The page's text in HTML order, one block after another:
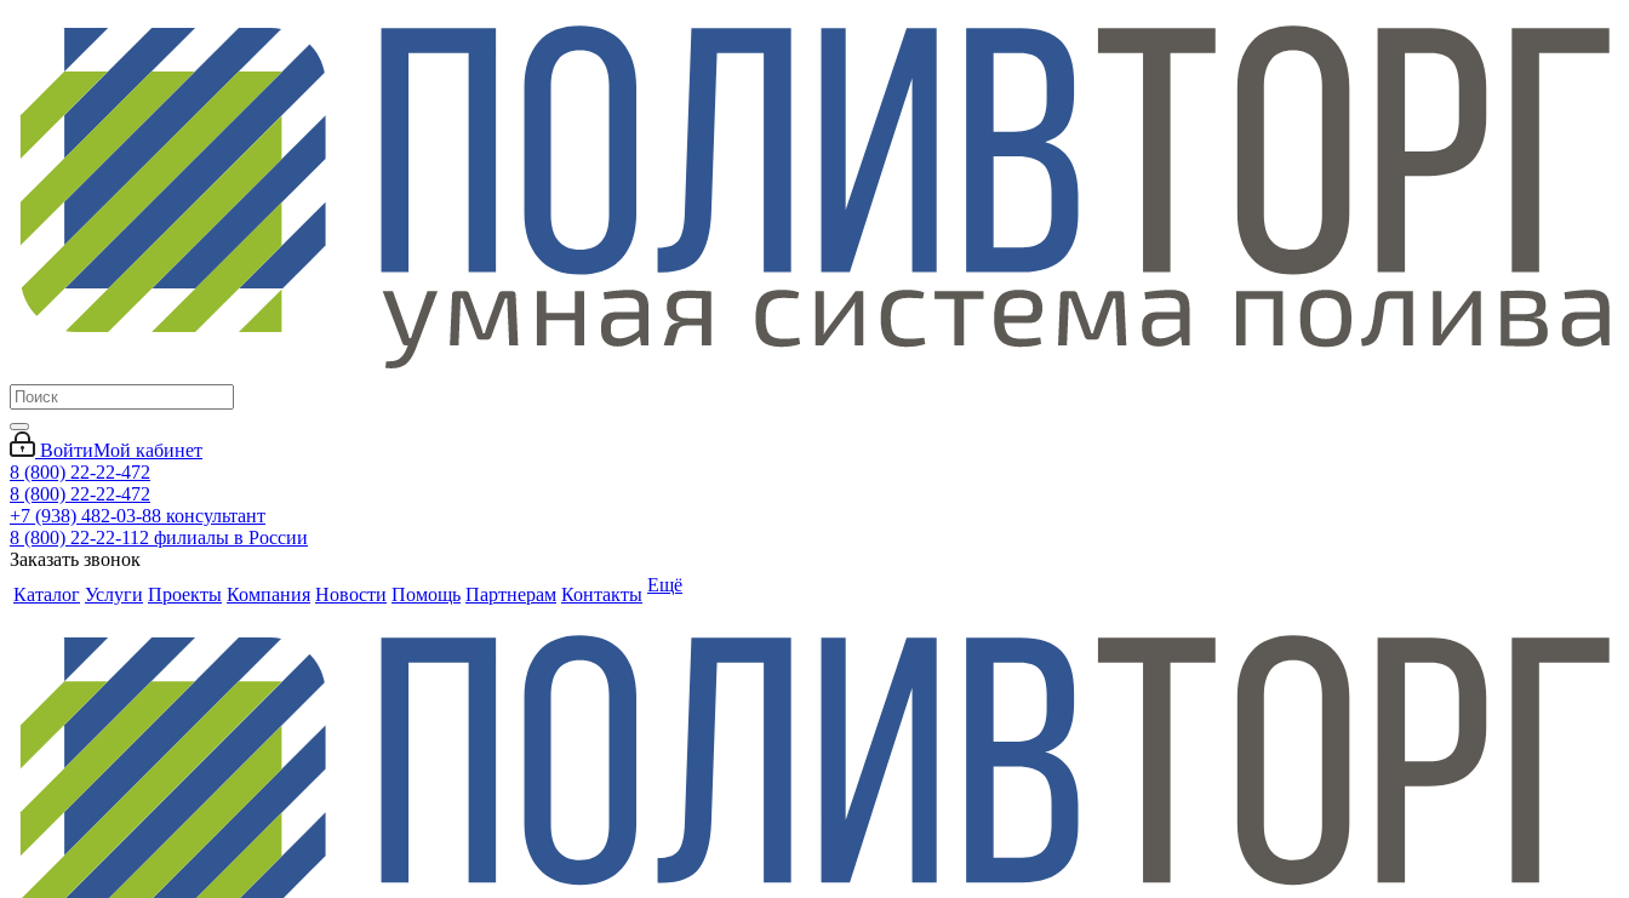
ВойтиМой кабинет
8 (800) 22-22-472
8 (800) 22-22-472
+7 (938) 482-03-88 консультант
8 (800) 22-22-112 филиалы в России
Заказать звонок
Каталог Услуги Проекты Компания Новости Помощь Партнерам Контакты Ещё